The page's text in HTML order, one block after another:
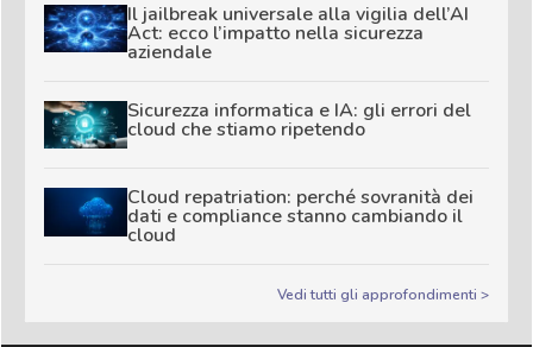
Il jailbreak universale alla vigilia dell’AI
Act: ecco l’impatto nella sicurezza
aziendale
Sicurezza informatica e IA: gli errori del
cloud che stiamo ripetendo
Cloud repatriation: perché sovranità dei
dati e compliance stanno cambiando il
cloud
Vedi tutti gli approfondimenti >